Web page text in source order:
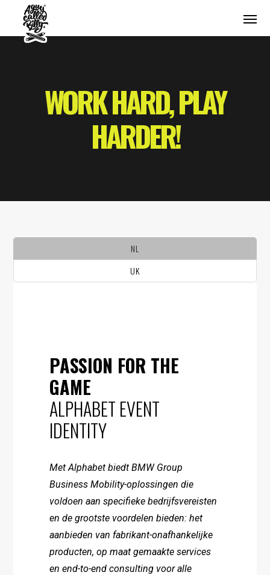
WORK HARD, PLAY
HARDER!
NL
UK
PASSION FOR THE
GAME
ALPHABET EVENT
IDENTITY
Met Alphabet biedt BMW Group
Business Mobility-oplossingen die
voldoen aan specifieke bedrijfsvereisten
en de grootste voordelen bieden: het
aanbieden van fabrikant-onafhankelijke
producten, op maat gemaakte services
en end-to-end consulting voor alle